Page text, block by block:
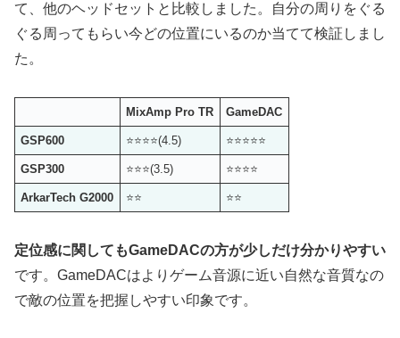
て、他のヘッドセットと比較しました。自分の周りをぐる
ぐる周ってもらい今どの位置にいるのか当てて検証しまし
た。
MixAmp Pro TR GameDAC
GSP600 ⭐️⭐️⭐️⭐️(4.5) ⭐️⭐️⭐️⭐️⭐️
GSP300 ⭐️⭐️⭐️(3.5) ⭐️⭐️⭐️⭐️
ArkarTech G2000 ⭐️⭐️ ⭐️⭐️
定位感に関してもGameDACの方が少しだけ分かりやすい
です。GameDACはよりゲーム音源に近い自然な音質なの
で敵の位置を把握しやすい印象です。